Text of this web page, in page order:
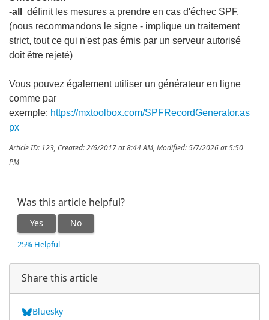
-all
définit les mesures a prendre en cas d'échec SPF,
(nous recommandons le signe - implique un traitement
strict, tout ce qui n'est pas émis par un serveur autorisé
doit être rejeté)
Vous pouvez également utiliser un générateur en ligne
comme par
exemple: https://mxtoolbox.com/SPFRecordGenerator.as
px
Article ID: 123, Created: 2/6/2017 at 8:44 AM, Modified: 5/7/2026 at 5:50
PM
Was this article helpful?
Yes No
25% Helpful
Share this article
Bluesky